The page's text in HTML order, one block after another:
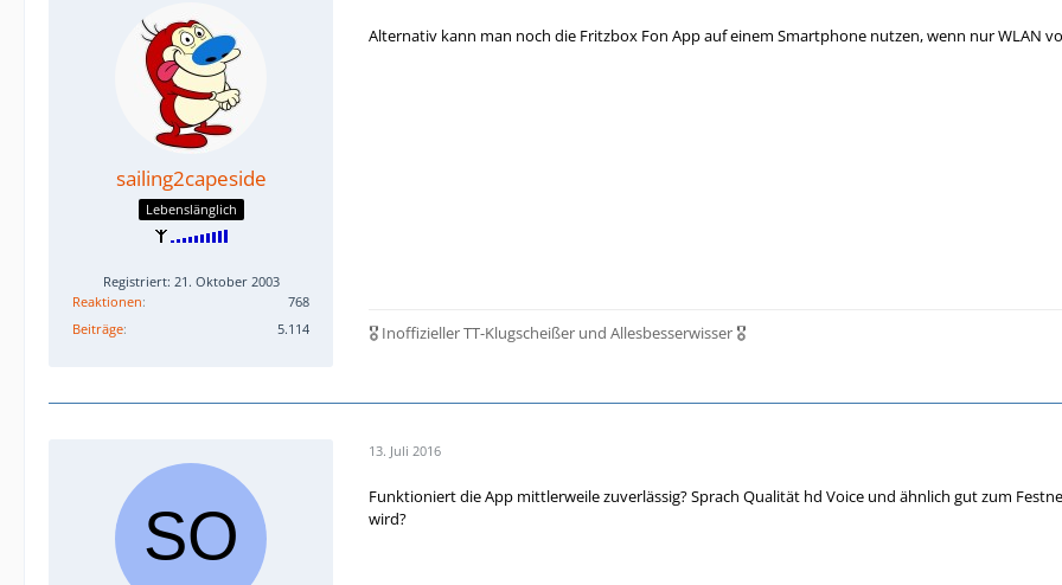
sailing2capeside
Lebenslänglich
Registriert: 21. Oktober 2003
Reaktionen
768
Beiträge
5.114
Alternativ kann man noch die Fritzbox Fon App auf einem Smartphone nutzen, wenn nur WLAN
🎖️ Inoffizieller TT-Klugscheißer und Allesbesserwisser 🎖️
13. Juli 2016
Funktioniert die App mittlerweile zuverlässig? Sprach Qualität hd Voice und ähnlich gut zum
wird?